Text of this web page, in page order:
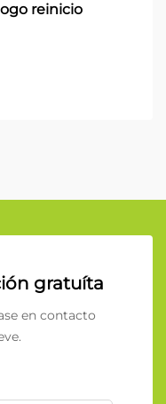
reinicio
gratuíta
en contacto